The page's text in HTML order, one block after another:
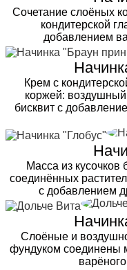
Сочетание слоёных
кондитерской
добавлением
Крем с
коржей:
бисквит с
Масса из
соединённых
с добавлением
Слоёные и
фундуком соединены